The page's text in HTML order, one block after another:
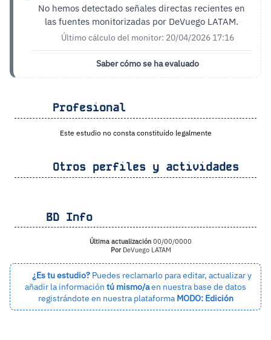
No hemos detectado señales directas recientes en
las fuentes monitorizadas por DeVuego LATAM.
Último cálculo del monitor: 20/04/2026 17:16
Saber cómo se ha evaluado
Profesional
Este estudio no consta constituído legalmente
Otros perfiles y actividades
BD Info
Última actualización 00/00/0000
PorDeVuego LATAM
¿Es tu estudio? Puedes reclamarlo para editar, actualizar y
añadir la información tú mismo/aen nuestra base de datos
registrándote en nuestra plataforma MODO: Edición